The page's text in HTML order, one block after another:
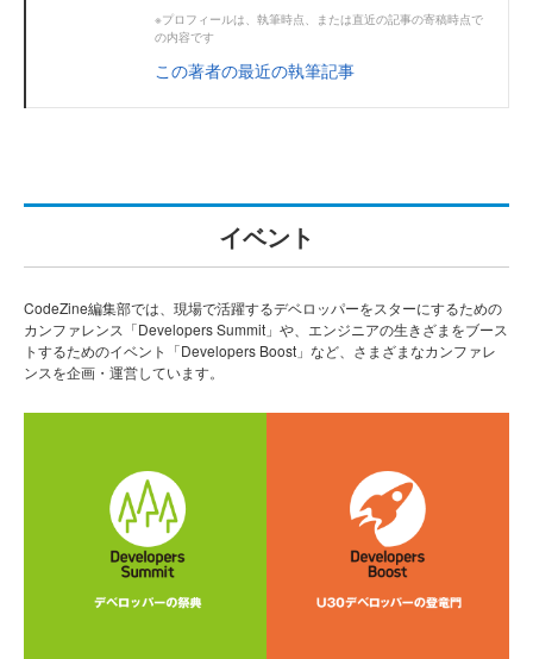
※プロフィールは、執筆時点、または直近の記事の寄稿時点で
の内容です
この著者の最近の執筆記事
イベント
CodeZine編集部では、現場で活躍するデベロッパーをスターにするための
カンファレンス「Developers Summit」や、エンジニアの生きざまをブース
トするためのイベント「Developers Boost」など、さまざまなカンファレ
ンスを企画・運営しています。